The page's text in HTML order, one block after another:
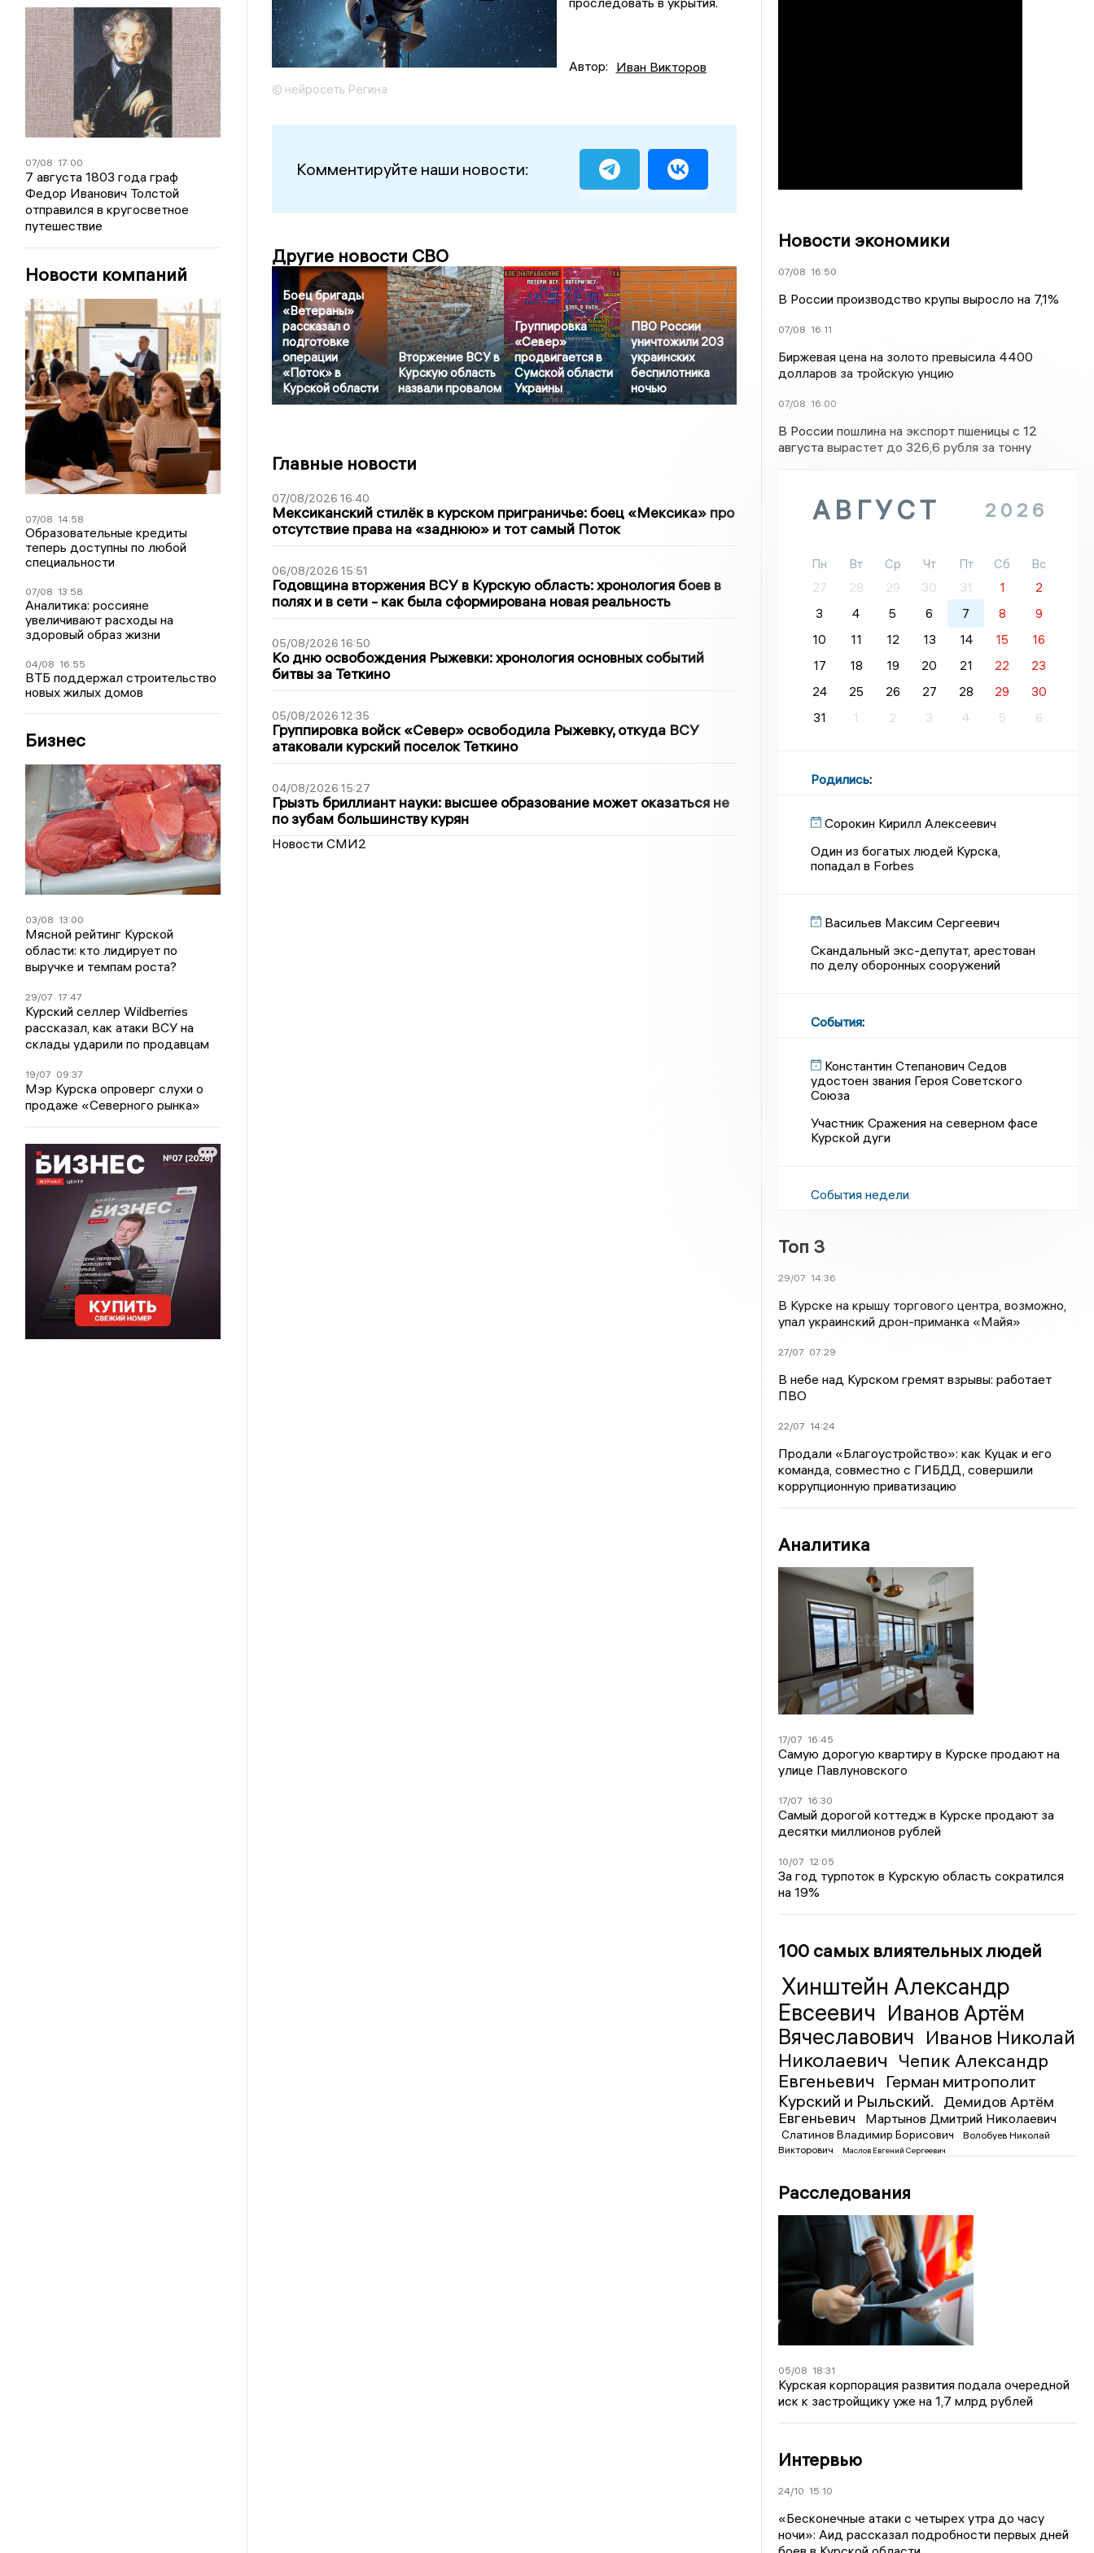
07/08 17:00
7 августа 1803 года граф
Федор Иванович Толстой
отправился в кругосветное
путешествие
Новости компаний
07/08 14:58
Образовательные кредиты
теперь доступны по любой
специальности
07/08 13:58
Аналитика: россияне
увеличивают расходы на
здоровый образ жизни
04/08 16:55
ВТБ поддержал строительство
новых жилых домов
Бизнес
03/08 13:00
Мясной рейтинг Курской
области: кто лидирует по
выручке и темпам роста?
29/07 17:47
Курский селлер Wildberries
рассказал, как атаки ВСУ на
склады ударили по продавцам
19/07 09:37
Мэр Курска опроверг слухи о
продаже «Северного рынка»
© нейросеть Регина
Автор: Иван Викторов
Комментируйте наши новости:
Другие новости СВО
Боец бригады
«Ветераны»
рассказал о
подготовке
операции
«Поток» в
Курской области
Вторжение ВСУ в
Курскую область
назвали провалом
Группировка
«Север»
продвигается в
Сумской области
Украины
ПВО России
уничтожили 203
украинских
беспилотника
ночью
Главные новости
07/08/2026 16:40
Мексиканский стилёк в курском приграничье: боец «Мексика» про
отсутствие права на «заднюю» и тот самый Поток
06/08/2026 15:51
Годовщина вторжения ВСУ в Курскую область: хронология боев в
полях и в сети - как была сформирована новая реальность
05/08/2026 16:50
Ко дню освобождения Рыжевки: хронология основных событий
битвы за Теткино
05/08/2026 12:35
Группировка войск «Север» освободила Рыжевку, откуда ВСУ
атаковали курский поселок Теткино
04/08/2026 15:27
Грызть бриллиант науки: высшее образование может оказаться не
по зубам большинству курян
Новости СМИ2
Новости экономики
07/08 16:50
В России производство крупы выросло на 7,1%
07/08 16:11
Биржевая цена на золото превысила 4400
долларов за тройскую унцию
07/08 16:00
В России пошлина на экспорт пшеницы с 12
августа вырастет до 326,6 рубля за тонну
АВГУСТ 2026
Пн Вт Ср Чт Пт Сб
Вс
27
28 29 30 31 1
2
3
4 5 6 7 8
9
10
11 12 13 14 15
16
17
18 19 20 21 22
23
24
25 26 27 28 29
30
31
1 2 3 4 5 6
Родились:
Сорокин Кирилл Алексеевич
Один из богатых людей Курска,
попадал в Forbes
Васильев Максим Сергеевич
Скандальный экс-депутат, арестован
по делу оборонных сооружений
События:
Константин Степанович Седов
удостоен звания Героя Советского
Союза
Участник Сражения на северном фасе
Курской дуги
События недели
Топ 3
29/07 14:36
В Курске на крышу торгового центра, возможно,
упал украинский дрон-приманка «Майя»
27/07 07:29
В небе над Курском гремят взрывы: работает
ПВО
22/07 14:24
Продали «Благоустройство»: как Куцак и его
команда, совместно с ГИБДД, совершили
коррупционную приватизацию
Аналитика
17/07 16:45
Самую дорогую квартиру в Курске продают на
улице Павлуновского
17/07 16:30
Самый дорогой коттедж в Курске продают за
десятки миллионов рублей
10/07 12:05
За год турпоток в Курскую область сократился
на 19%
100 самых влиятельных людей
Хинштейн Александр
Евсеевич Иванов Артём
Вячеславович Иванов Николай
Николаевич Чепик Александр
Евгеньевич
Герман митрополит
Курский и Рыльский.
Демидов Артём
Евгеньевич
Мартынов Дмитрий Николаевич
Слатинов Владимир Борисович
Волобуев Николай
Викторович
Маслов Евгений Сергеевич
Расследования
05/08 18:31
Курская корпорация развития подала очередной
иск к застройщику уже на 1,7 млрд рублей
Интервью
24/10 15:10
«Бесконечные атаки с четырех утра до часу
ночи»: Аид рассказал подробности первых дней